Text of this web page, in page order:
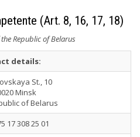
(Art. 8, 16, 17, 18)
Republic of Belarus
details:
St., 10
Minsk
of Belarus
17 308 25 01